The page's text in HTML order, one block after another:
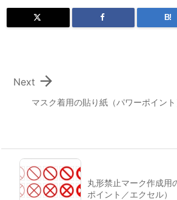
B!
マスク着用の貼り紙（パワーポイント

Next
丸形禁止マーク作成用
ポイント／エクセル）